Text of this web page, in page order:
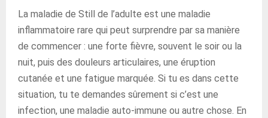
La maladie de Still de l’adulte est une maladie
inflammatoire rare qui peut surprendre par sa manière
de commencer : une forte fièvre, souvent le soir ou la
nuit, puis des douleurs articulaires, une éruption
cutanée et une fatigue marquée. Si tu es dans cette
situation, tu te demandes sûrement si c’est une
infection, une maladie auto-immune ou autre chose. En